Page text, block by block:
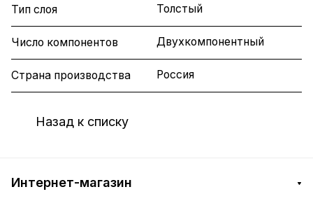
Тип слоя Толстый
Число компонентов Двухкомпонентный
Страна производства Россия
Назад к списку
Интернет-магазин